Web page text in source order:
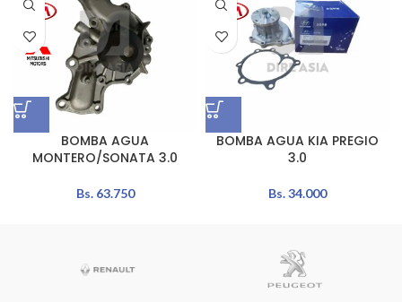
BOMBA AGUA
MONTERO/SONATA 3.0
Bs.63.750
BOMBA AGUA KIA PREGIO
3.0
Bs.34.000